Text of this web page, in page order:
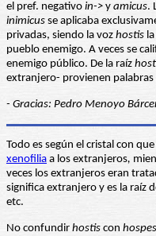
el pref. negativo in-> y amicus.
inimicus se aplicaba
privadas, siendo la voz hostis
pueblo enemigo. A veces se
enemigo público. De la raíz
extranjero- provienen palabras
- Gracias: Pedro Menoyo
Todo es según el cristal con
xenofilia a los extranjeros,
veces los extranjeros eran
significa extranjero y es la raíz
etc.
No confundir hostis con hospes